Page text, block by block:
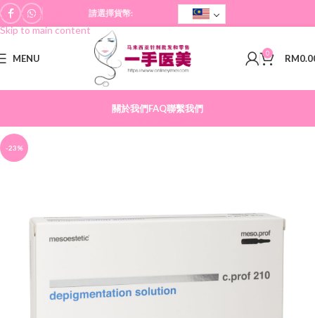
Skip to navigation
Skip to main content
請選擇貨幣:
MENU 0 RM
關於我們FAQ聯繫我們
-23%